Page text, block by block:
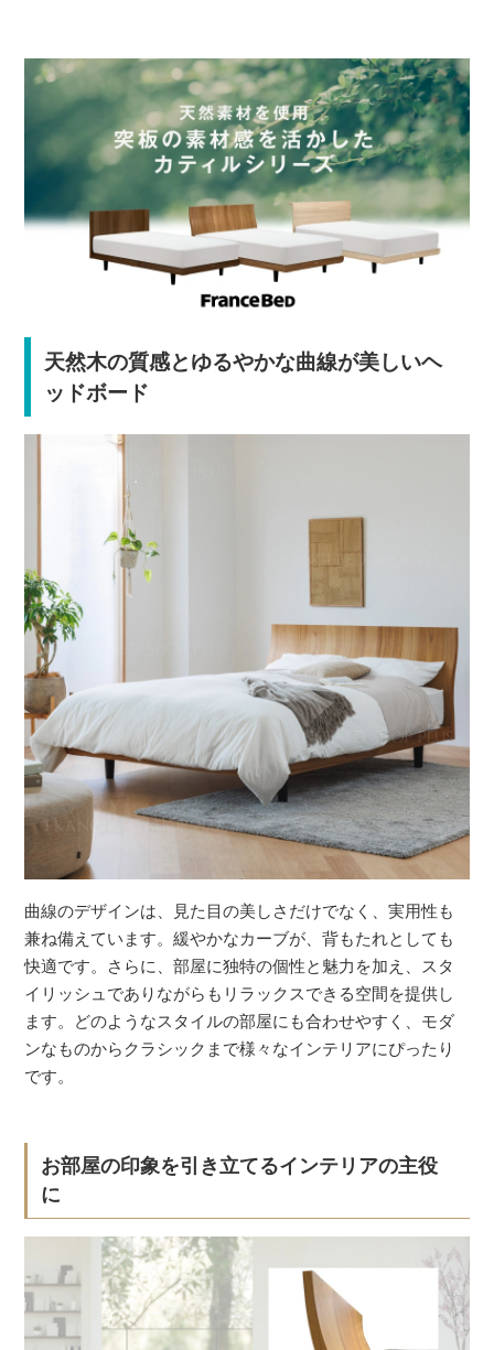
天然木の質感とゆるやかな曲線が美しいヘ
ッドボード
曲線のデザインは、見た目の美しさだけでなく、実用性も
兼ね備えています。緩やかなカーブが、背もたれとしても
快適です。さらに、部屋に独特の個性と魅力を加え、スタ
イリッシュでありながらもリラックスできる空間を提供し
ます。どのようなスタイルの部屋にも合わせやすく、モダ
ンなものからクラシックまで様々なインテリアにぴったり
です。
お部屋の印象を引き立てるインテリアの主役
に